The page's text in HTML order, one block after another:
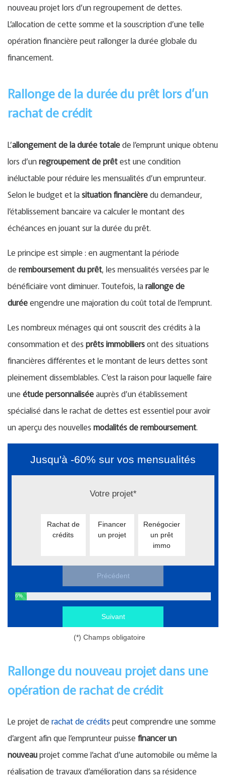
nouveau projet lors d’un regroupement de dettes.
L’allocation de cette somme et la souscription d’une telle
opération financière peut rallonger la durée globale du
financement.
Rallonge de la durée du prêt lors d’un
rachat de crédit
L’allongement de la durée totalede l’emprunt unique obtenu
lors d’unregroupement de prêtest une condition
inéluctable pour réduire les mensualités d’un emprunteur.
Selon le budget et lasituation financièredu demandeur,
l’établissement bancaire va calculer le montant des
échéances en jouant sur la durée du prêt.
Le principe est simple : en augmentant la période
de remboursement du prêt, les mensualités versées par le
bénéficiaire vont diminuer. Toutefois, larallonge de
duréeengendre une majoration du coût total de l’emprunt.
Les nombreux ménages qui ont souscrit des crédits à la
consommation et des prêts immobiliersont des situations
financières différentes et le montant de leurs dettes sont
pleinement dissemblables. C’est la raison pour laquelle faire
une étude personnaliséeauprès d’un établissement
spécialisé dans le rachat de dettes est essentiel pour avoir
un aperçu des nouvelles modalités de remboursement.
Jusqu'à -60% sur vos mensualités
Votre projet*
Rachat de
crédits
Financer
un projet
Renégocier
un prêt
immo
Précédent
6%
Suivant
(*) Champs obligatoire
Rallonge du nouveau projet dans une
opération de rachat de crédit
Le projet de rachat de créditspeut comprendre une somme
d’argent afin que l’emprunteur puisse financer un
nouveauprojet comme l’achat d’une automobile ou même la
réalisation de travaux d’amélioration dans sa résidence